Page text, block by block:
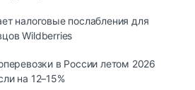
налоговые послабления для
Wildberries
в России летом 2026
на 12–15%